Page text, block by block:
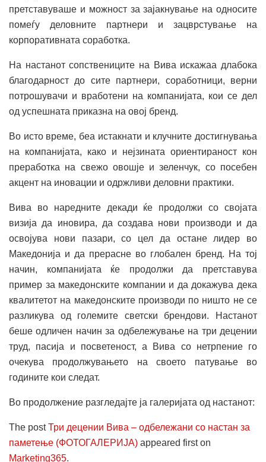
претставуваше и можност за зајакнување на односите
помеѓу деловните партнери и зацврстување на
корпоративната соработка.
На настанот сопствениците на Вива искажаа длабока
благодарност до сите партнери, соработници, верни
потрошувачи и вработени на компанијата, кои се дел
од успешната приказна на овој бренд.
Во исто време, беа истакнати и клучните достигнувања
на компанијата, како и нејзината ориентираност кон
преработка на свежо овошје и зеленчук, со посебен
акцент на иновации и одржливи деловни практики.
Вива во наредните декади ќе продолжи со својата
визија да иновира, да создава нови производи и да
освојува нови пазари, со цел да остане лидер во
Македонија и да прерасне во глобален бренд. На тој
начин, компанијата ќе продолжи да претставува
пример за македонските компании и да докажува дека
квалитетот на македонските производи по ништо не се
разликува од големите светски брендови. Настанот
беше одличен начин за одбележување на три децении
труд, пасија и посветеност, а Вива со нетрпение го
очекува продолжувањето на своето патување во
годините кои следат.
Во продолжение разгледајте ја галеријата од настанот:
The postТри децении Вива – одбележани со настан за
паметење (ФОТОГАЛЕРИЈА) appeared first on
Marketing365.